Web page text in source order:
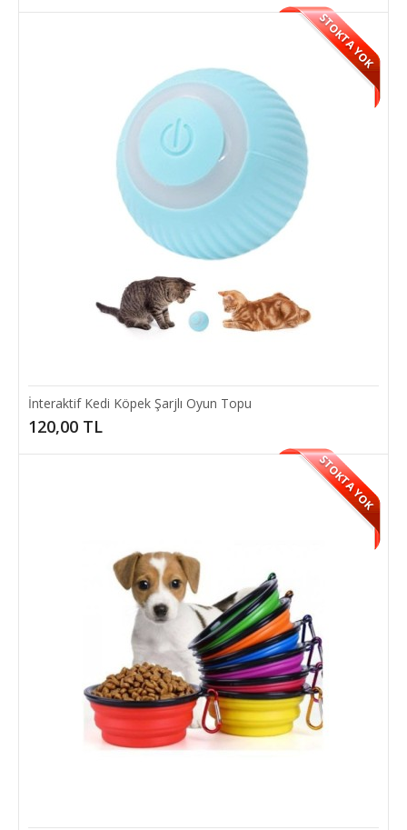
Su suzdırmaz yapısı sayesinde evcil hayvanlarınızın sağlıklı bir
şekilde su ihtiyaçlarını karşılayab..
İnteraktif Kedi Köpek Şarjlı Oyun Topu
STOKTA YOK
120,00 TL
STOKTA YOK